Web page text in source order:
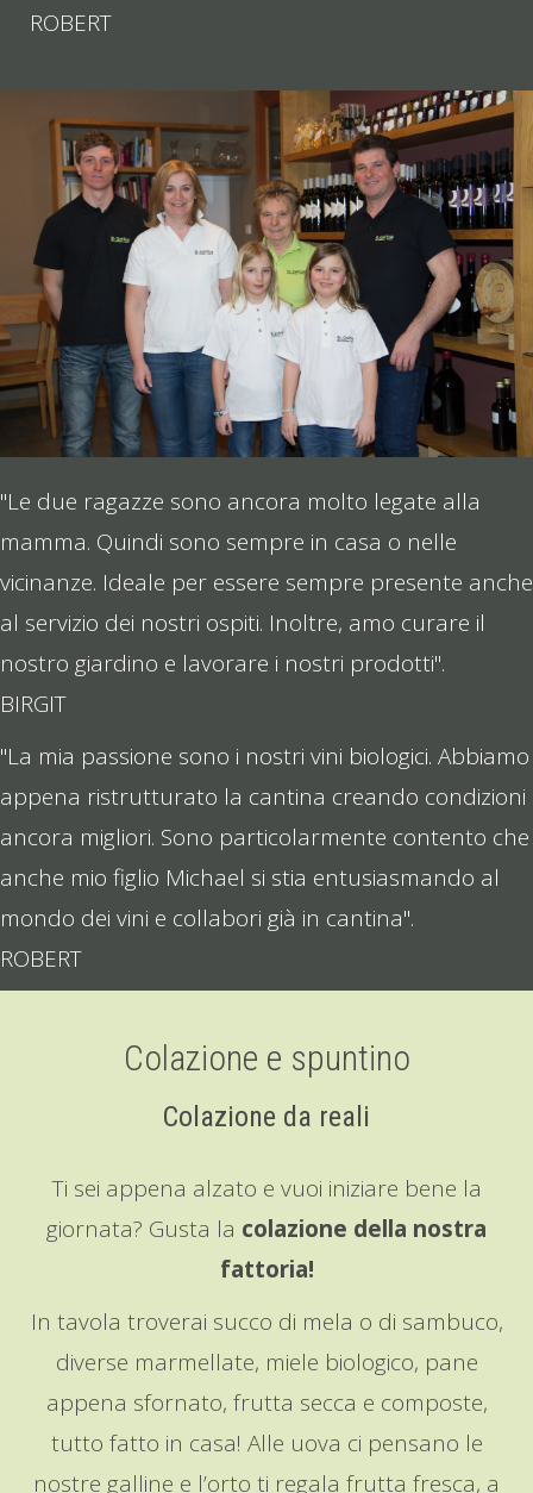
ROBERT
"Le due ragazze sono ancora molto legate alla
mamma. Quindi sono sempre in casa o nelle
vicinanze. Ideale per essere sempre presente anche
al servizio dei nostri ospiti. Inoltre, amo curare il
nostro giardino e lavorare i nostri prodotti".
BIRGIT
"La mia passione sono i nostri vini biologici. Abbiamo
appena ristrutturato la cantina creando condizioni
ancora migliori. Sono particolarmente contento che
anche mio figlio Michael si stia entusiasmando al
mondo dei vini e collabori già in cantina".
ROBERT
Colazione e spuntino
Colazione da reali
Ti sei appena alzato e vuoi iniziare bene la
giornata? Gusta la colazione della nostra
fattoria!
In tavola troverai succo di mela o di sambuco,
diverse marmellate, miele biologico, pane
appena sfornato, frutta secca e composte,
tutto fatto in casa! Alle uova ci pensano le
nostre galline e l’orto ti regala frutta fresca, a